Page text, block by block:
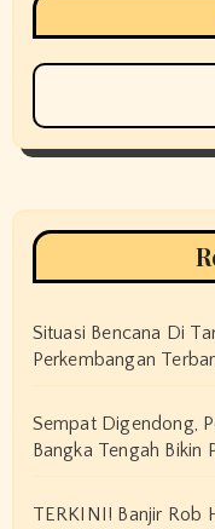
Situasi Bencana Di
Perkembangan
Sempat Digendong,
Bangka Tengah Bikin
TERKINI! Banjir Rob